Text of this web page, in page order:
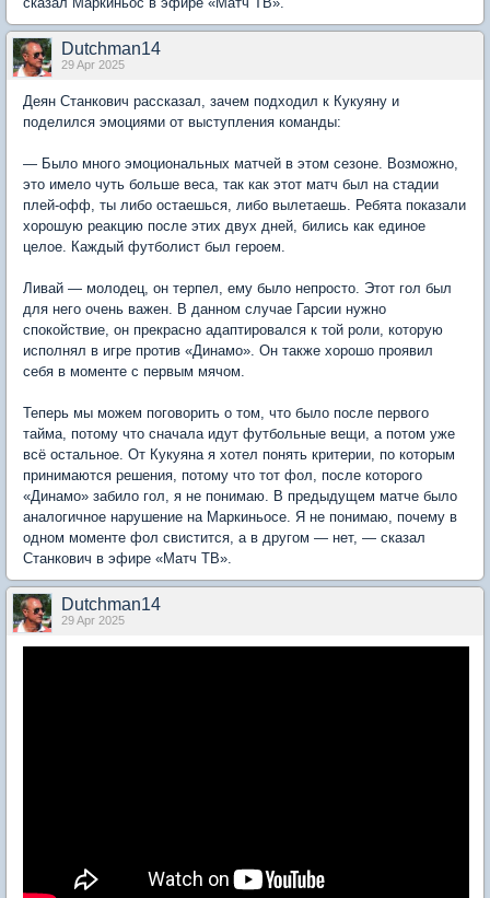
Dutchman14
29 Apr 2025
Деян Станкович рассказал, зачем подходил к Кукуяну и
поделился эмоциями от выступления команды:
— Было много эмоциональных матчей в этом сезоне. Возможно,
это имело чуть больше веса, так как этот матч был на стадии
плей‑офф, ты либо остаешься, либо вылетаешь. Ребята показали
хорошую реакцию после этих двух дней, бились как единое
целое. Каждый футболист был героем.
Ливай — молодец, он терпел, ему было непросто. Этот гол был
для него очень важен. В данном случае Гарсии нужно
спокойствие, он прекрасно адаптировался к той роли, которую
исполнял в игре против «Динамо». Он также хорошо проявил
себя в моменте с первым мячом.
Теперь мы можем поговорить о том, что было после первого
тайма, потому что сначала идут футбольные вещи, а потом уже
всё остальное. От Кукуяна я хотел понять критерии, по которым
принимаются решения, потому что тот фол, после которого
«Динамо» забило гол, я не понимаю. В предыдущем матче было
аналогичное нарушение на Маркиньосе. Я не понимаю, почему в
одном моменте фол свистится, а в другом — нет, — сказал
Станкович в эфире «Матч ТВ».
Dutchman14
29 Apr 2025